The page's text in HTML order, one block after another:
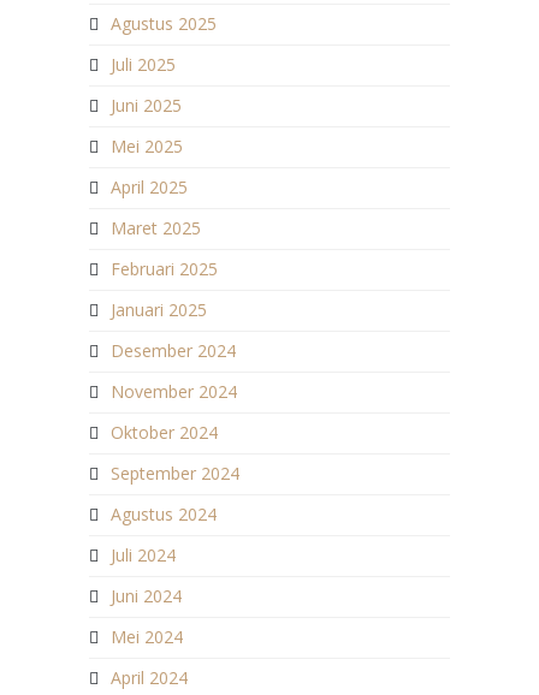
Agustus 2025
Juli 2025
Juni 2025
Mei 2025
April 2025
Maret 2025
Februari 2025
Januari 2025
Desember 2024
November 2024
Oktober 2024
September 2024
Agustus 2024
Juli 2024
Juni 2024
Mei 2024
April 2024